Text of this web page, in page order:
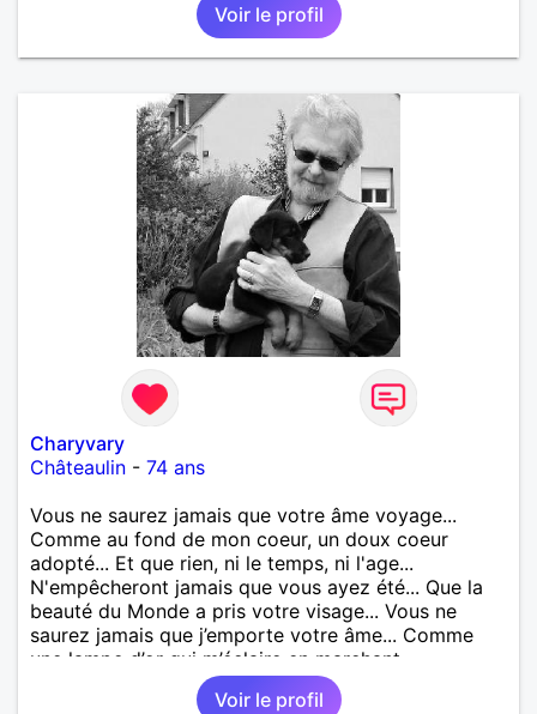
Voir le profil
Charyvary
Châteaulin - 74 ans
Vous ne saurez jamais que votre âme voyage...
Comme au fond de mon coeur, un doux coeur
adopté... Et que rien, ni le temps, ni l'age...
N'empêcheront jamais que vous ayez été... Que la
beauté du Monde a pris votre visage... Vous ne
saurez jamais que j’emporte votre âme... Comme
une lampe d’or qui m’éclaire en marchant...
Voir le profil